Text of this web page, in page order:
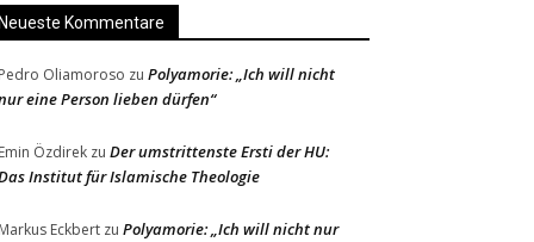
Neueste Kommentare
Pedro Oliamoroso zu Polyamorie: „Ich will nicht
eine Person lieben dürfen“
Emin Özdirek zu Der umstrittenste Ersti der HU:
Institut für Islamische Theologie
Markus Eckbert zu Polyamorie: „Ich will nicht nur